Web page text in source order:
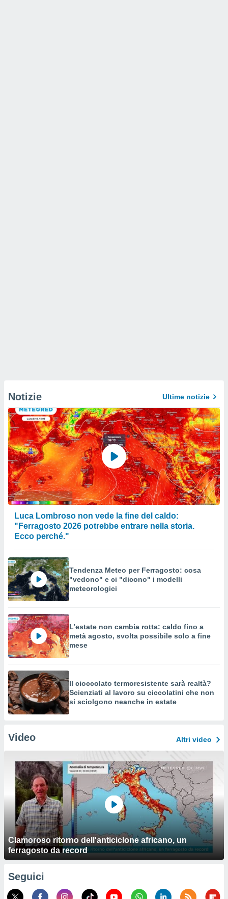
Notizie Ultime notizie
Luca Lombroso non vede la fine del caldo:
"Ferragosto 2026 potrebbe entrare nella storia.
Ecco perché."
Tendenza Meteo per Ferragosto: cosa
"vedono" e ci "dicono" i modelli
meteorologici
L’estate non cambia rotta: caldo fino a
metà agosto, svolta possibile solo a fine
mese
Il cioccolato termoresistente sarà realtà?
Scienziati al lavoro su ciccolatini che non
si sciolgono neanche in estate
Video Altri video
Clamoroso ritorno dell'anticiclone africano, un
ferragosto da record
Seguici